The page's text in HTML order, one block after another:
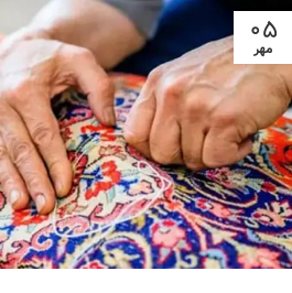
۰۵
مهر